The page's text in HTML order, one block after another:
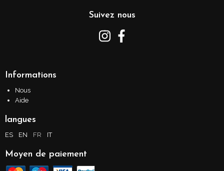
Suivez nous
Informations
Nous
Aide
langues
ES EN FR IT
Moyen de paiement